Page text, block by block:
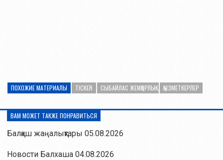
ПОХОЖИЕ МАТЕРИАЛЫ TICKER СЫБАЙЛАС ЖЕМҚОРЛЫҚ ҚЫЗМЕТКЕРЛЕР
ВАМ МОЖЕТ ТАКЖЕ ПОНРАВИТЬСЯ
Балқаш жаңалықтары 05.08.2026
Новости Балхаша 04.08.2026